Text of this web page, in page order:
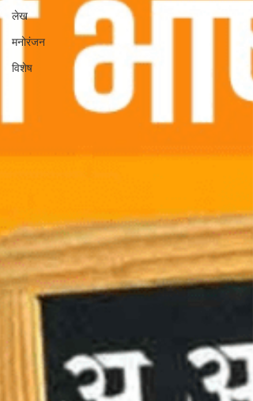
लेख
मनोरंजन
विशेष